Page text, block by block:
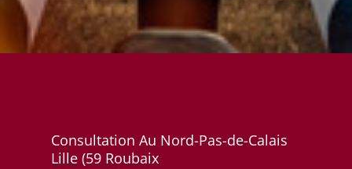
Consultation Au Nord-Pas-de-Calais
Lille (59 Roubaix